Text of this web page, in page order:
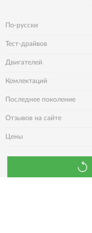
По-русски
Тест-драйвов
Двигателей
Комлектаций
Последнее поколение
Отзывов на сайте
Цены